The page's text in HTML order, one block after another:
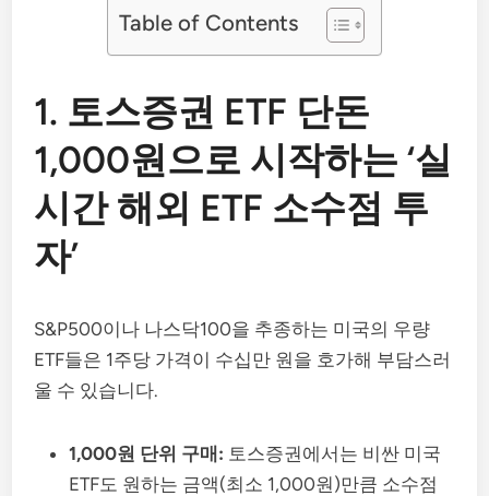
Table of Contents
1. 토스증권 ETF 단돈
1,000원으로 시작하는 ‘실
시간 해외 ETF 소수점 투
자’
S&P500이나 나스닥100을 추종하는 미국의 우량
ETF들은 1주당 가격이 수십만 원을 호가해 부담스러
울 수 있습니다.
1,000원 단위 구매: 토스증권에서는 비싼 미국
ETF도 원하는 금액(최소 1,000원)만큼 소수점